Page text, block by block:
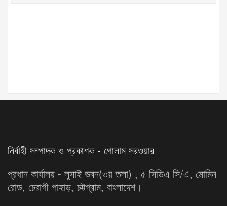
নির্বাহী সম্পাদক ও প্রকাশক - গোলাম সরওয়ার
প্রধান কার্যালয় - লুসাই ভবন(৩য় তলা) , ৫ সিডিএ সি/এ, মোমিন
রোড, চেরাগী পাহাড়, চট্টগ্রাম, বাংলাদেশ।